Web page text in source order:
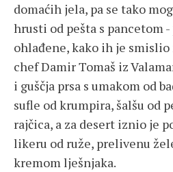
domaćih jela, pa se tako
hrusti od pešta s pancetom
ohlađene, kako ih je
chef Damir Tomaš iz
i guščja prsa s umakom od
sufle od krumpira, šalšu od
rajčica, a za desert iznio je
likeru od ruže, prelivenu
kremom lješnjaka.